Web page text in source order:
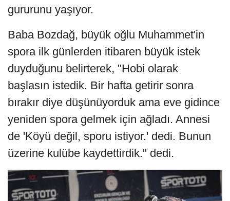
gururunu yaşıyor.
Baba Bozdağ, büyük oğlu Muhammet'in
spora ilk günlerden itibaren büyük istek
duyduğunu belirterek, "Hobi olarak
başlasın istedik. Bir hafta getirir sonra
bırakır diye düşünüyorduk ama eve gidince
yeniden spora gelmek için ağladı. Annesi
de 'Köyü değil, sporu istiyor.' dedi. Bunun
üzerine kulübe kaydettirdik." dedi.